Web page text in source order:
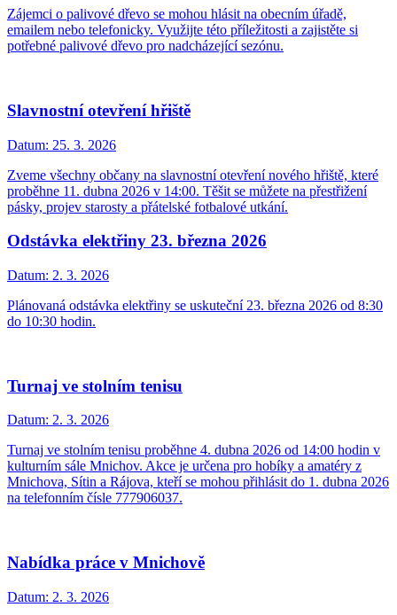
Zájemci o palivové dřevo se mohou hlásit na obecním úřadě,
emailem nebo telefonicky. Využijte této příležitosti a zajistěte si
potřebné palivové dřevo pro nadcházející sezónu.
Slavnostní otevření hřiště
Datum: 25. 3. 2026
Zveme všechny občany na slavnostní otevření nového hřiště, které
proběhne 11. dubna 2026 v 14:00. Těšit se můžete na přestřižení
pásky, projev starosty a přátelské fotbalové utkání.
Odstávka elektřiny 23. března 2026
Datum: 2. 3. 2026
Plánovaná odstávka elektřiny se uskuteční 23. března 2026 od 8:30
do 10:30 hodin.
Turnaj ve stolním tenisu
Datum: 2. 3. 2026
Turnaj ve stolním tenisu proběhne 4. dubna 2026 od 14:00 hodin v
kulturním sále Mnichov. Akce je určena pro hobíky a amatéry z
Mnichova, Sítin a Rájova, kteří se mohou přihlásit do 1. dubna 2026
na telefonním čísle 777906037.
Nabídka práce v Mnichově
Datum: 2. 3. 2026